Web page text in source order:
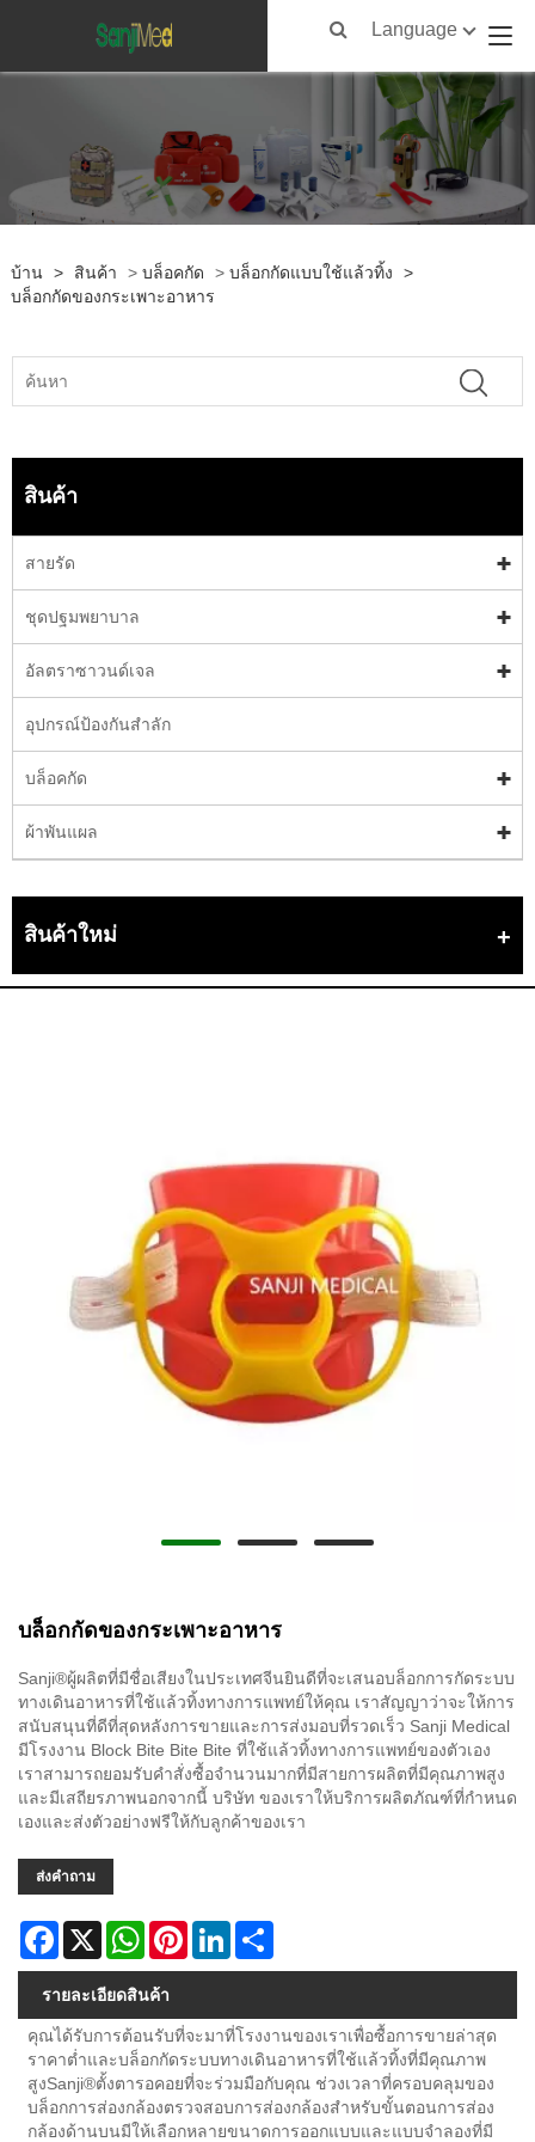
Language
บ้าน > สินค้า > บล็อคกัด > บล็อกกัดแบบใช้แล้วทิ้ง
>
บล็อกกัดของกระเพาะอาหาร
สินค้า
สายรัด
ชุดปฐมพยาบาล
อัลตราซาวนด์เจล
อุปกรณ์ป้องกันสำลัก
บล็อคกัด
ผ้าพันแผล
สินค้าใหม่
บล็อกกัดของกระเพาะอาหาร
Sanji®ผู้ผลิตที่มีชื่อเสียงในประเทศจีนยินดีที่จะเสนอบล็อกการกัดระบบ
ทางเดินอาหารที่ใช้แล้วทิ้งทางการแพทย์ให้คุณ เราสัญญาว่าจะให้การ
สนับสนุนที่ดีที่สุดหลังการขายและการส่งมอบที่รวดเร็ว Sanji Medical
มีโรงงาน Block Bite Bite Bite ที่ใช้แล้วทิ้งทางการแพทย์ของตัวเอง
เราสามารถยอมรับคำสั่งซื้อจำนวนมากที่มีสายการผลิตที่มีคุณภาพสูง
และมีเสถียรภาพนอกจากนี้ บริษัท ของเราให้บริการผลิตภัณฑ์ที่กำหนด
เองและส่งตัวอย่างฟรีให้กับลูกค้าของเรา
ส่งคำถาม
Facebook
X WhatsAppPinterestLinkedIn
รายละเอียดสินค้า
คุณได้รับการต้อนรับที่จะมาที่โรงงานของเราเพื่อซื้อการขายล่าสุด
ราคาต่ำและบล็อกกัดระบบทางเดินอาหารที่ใช้แล้วทิ้งที่มีคุณภาพ
สูงSanji®ตั้งตารอคอยที่จะร่วมมือกับคุณ ช่วงเวลาที่ครอบคลุมของ
บล็อกการส่องกล้องตรวจสอบการส่องกล้องสำหรับขั้นตอนการส่อง
กล้องด้านบนมีให้เลือกหลายขนาดการออกแบบและแบบจำลองที่มี